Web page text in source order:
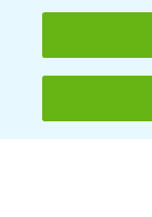
Hilfe